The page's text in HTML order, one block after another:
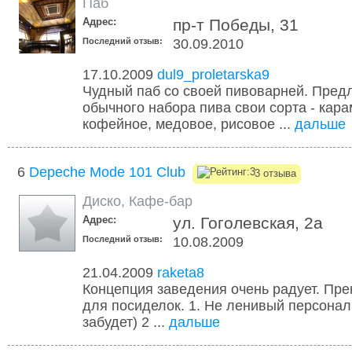
Паб
Адрес: пр-т Победы, 31
Последний отзыв:
30.09.2010
17.10.2009 dul9_proletarska9
Чудный паб со своей пивоварней.
обычного набора пива свои сорта -
кофейное, медовое, рисовое ... дальше
6 Depeche Mode 101 Club 3 отзыва
Диско, Кафе-бар
Адрес: ул. Гоголевская, 2а
Последний отзыв:
10.08.2009
21.04.2009 raketa8
Концепция заведения очень радует.
для посиделок. 1. Не ленивый
забудет) 2 ... дальше